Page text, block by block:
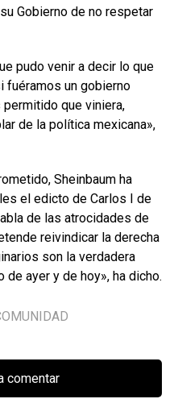
Gobierno de no respetar
pudo venir a decir lo que
fuéramos un gobierno
que viniera,
de la política mexicana»,
Sheinbaum ha
el edicto de Carlos I de
de las atrocidades de
reivindicar la derecha
son la verdadera
ayer y de hoy», ha dicho.
comentar